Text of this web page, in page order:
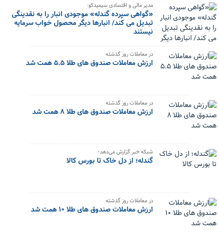
مدیر مالی و اقتصادی سیمیدکو:
«گواهی سپرده گندله» موجودی انبار را به نقدینگی
تبدیل می کند/ انبارها دیگر محصول خواب سرمایه
نیستند
در معاملات روز گذشته
ارزش معاملات صندوق های طلا ۵.۵ همت شد
در معاملات روز گذشته
ارزش معاملات صندوق های طلا ۸ همت شد
شبکه خبر گزارش می‌دهد؛
گندله؛ از دل خاک تا بورس کالا
در معاملات روز گذشته
ارزش معاملات صندوق های طلا ۱۰ همت شد